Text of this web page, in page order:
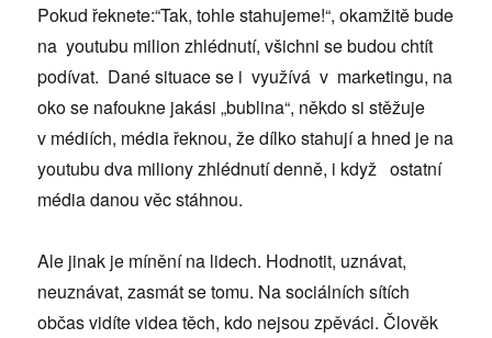
Pokud řeknete:“Tak, tohle stahujeme!“, okamžitě bude
na youtubu milion zhlédnutí, všichni se budou chtít
podívat. Dané situace se i využívá v marketingu, na
oko se nafoukne jakási „bublina“, někdo si stěžuje
v médiích, média řeknou, že dílko stahují a hned je na
youtubu dva miliony zhlédnutí denně, i když ostatní
média danou věc stáhnou.
Ale jinak je mínění na lidech. Hodnotit, uznávat,
neuznávat, zasmát se tomu. Na sociálních sítích
občas vidíte videa těch, kdo nejsou zpěváci. Člověk